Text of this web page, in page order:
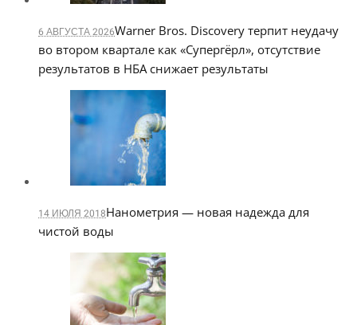
6 АВГУСТА 2026Warner Bros. Discovery терпит неудачу
во втором квартале как «Супергёрл», отсутствие
результатов в НБА снижает результаты
14 ИЮЛЯ 2018Нанометрия — новая надежда для
чистой воды